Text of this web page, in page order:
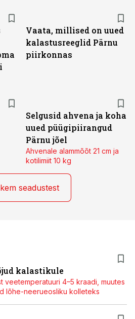
Vaata, millised on uued
kalastusreeglid Pärnu
piirkonnas
Selgusid ahvena ja koha
uued püügipiirangud
Pärnu jõel
Ahvenale alammõõt 21 cm ja
kotilimiit 10 kg
seadustest
kalastikule
veetemperatuuri 4–5 kraadi, muutes
lõhe-neerueosliku kolleteks